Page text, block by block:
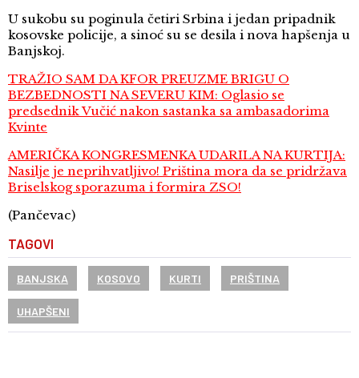
U sukobu su poginula četiri Srbina i jedan pripadnik
kosovske policije, a sinoć su se desila i nova hapšenja u
Banjskoj.
TRAŽIO SAM DA KFOR PREUZME BRIGU O
BEZBEDNOSTI NA SEVERU KIM: Oglasio se
predsednik Vučić nakon sastanka sa ambasadorima
Kvinte
AMERIČKA KONGRESMENKA UDARILA NA KURTIJA:
Nasilje je neprihvatljivo! Priština mora da se pridržava
Briselskog sporazuma i formira ZSO!
(Pančevac)
TAGOVI
BANJSKA KOSOVO KURTI PRIŠTINA
UHAPŠENI